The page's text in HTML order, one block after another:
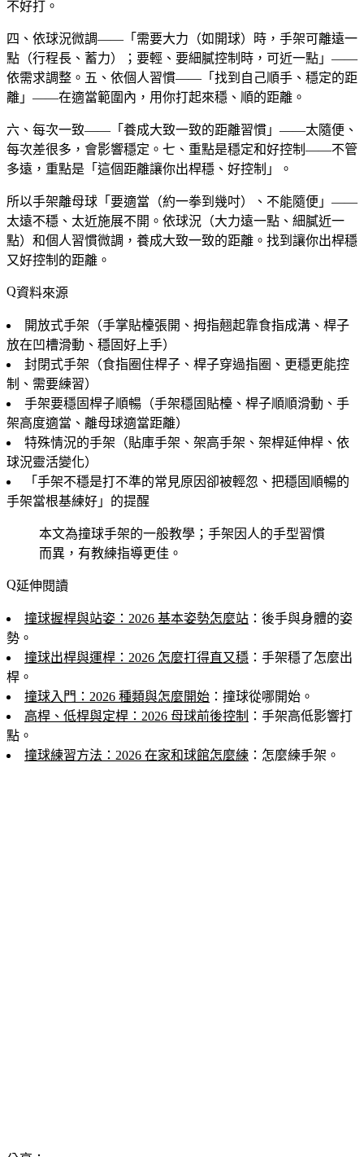
不好打。
四、依球況微調——「需要大力（如開球）時，手架可離遠一
點（行程長、蓄力）；要輕、要細膩控制時，可近一點」——
依需求調整。五、依個人習慣——「找到自己順手、穩定的距
離」——在適當範圍內，用你打起來穩、順的距離。
六、每次一致——「養成大致一致的距離習慣」——太隨便、
每次差很多，會影響穩定。七、重點是穩定和好控制——不管
多遠，重點是「這個距離讓你出桿穩、好控制」。
所以手架離母球「要適當（約一拳到幾吋）、不能隨便」——
太遠不穩、太近施展不開。依球況（大力遠一點、細膩近一
點）和個人習慣微調，養成大致一致的距離。找到讓你出桿穩
又好控制的距離。
資料來源
開放式手架（手掌貼檯張開、拇指翹起靠食指成溝、桿子
放在凹槽滑動、穩固好上手）
封閉式手架（食指圈住桿子、桿子穿過指圈、更穩更能控
制、需要練習）
手架要穩固桿子順暢（手架穩固貼檯、桿子順順滑動、手
架高度適當、離母球適當距離）
特殊情況的手架（貼庫手架、架高手架、架桿延伸桿、依
球況靈活變化）
「手架不穩是打不準的常見原因卻被輕忽、把穩固順暢的
手架當根基練好」的提醒
本文為撞球手架的一般教學；手架因人的手型習慣
而異，有教練指導更佳。
延伸閱讀
撞球握桿與站姿：2026 基本姿勢怎麼站 ：後手與身體的姿
勢。
撞球出桿與運桿：2026 怎麼打得直又穩 ：手架穩了怎麼出
桿。
撞球入門：2026 種類與怎麼開始 ：撞球從哪開始。
高桿、低桿與定桿：2026 母球前後控制 ：手架高低影響打
點。
撞球練習方法：2026 在家和球館怎麼練 ：怎麼練手架。